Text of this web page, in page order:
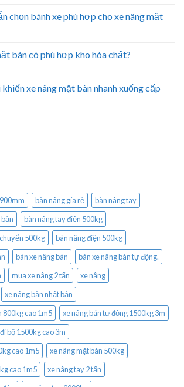
chọn bánh xe phù hợp cho xe nâng mặt
bàn có phù hợp kho hóa chất?
xe nâng mặt bàn nhanh xuống cấp
bàn nâng gía rẻ
bàn nâng tay
bàn nâng tay điện 500kg
500kg
bàn nâng điện 500kg
bán xe nâng bàn
bán xe nâng bán tự động.
mua xe nâng 2 tấn
xe nâng
xe nâng bàn nhật bản
800kg cao 1m5
xe nâng bán tự động 1500kg 3m
bộ 1500kg cao 3m
cao 1m5
xe nâng mặt bàn 500kg
cao 1m5
xe nâng tay 2 tấn